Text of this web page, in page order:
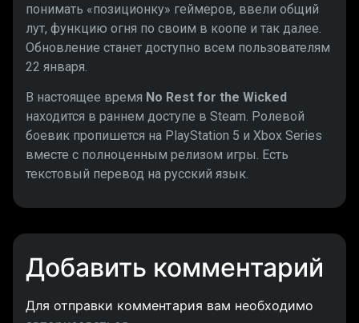
понимать «позиционку» геймеров, ввели общий
лут, функцию огня по своим в коопе и так далее.
Обновление станет доступно всем пользователям
22 января.
В настоящее время No Rest for the Wicked
находится в раннем доступе в Steam. Ролевой
боевик пропишется на PlayStation 5 и Xbox Series
вместе с полноценным релизом игры. Есть
текстовый перевод на русский язык.
Добавить комментарий
Для отправки комментария вам необходимо